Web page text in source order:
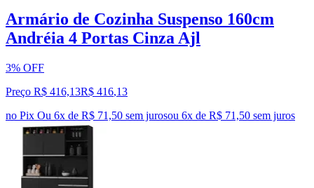
Armário de Cozinha Suspenso 160cm
Andréia 4 Portas Cinza Ajl
3% OFF
Preço R$ 416,13R$ 416,13
no Pix Ou 6x de R$ 71,50 sem jurosou 6x de R$ 71,50 sem juros